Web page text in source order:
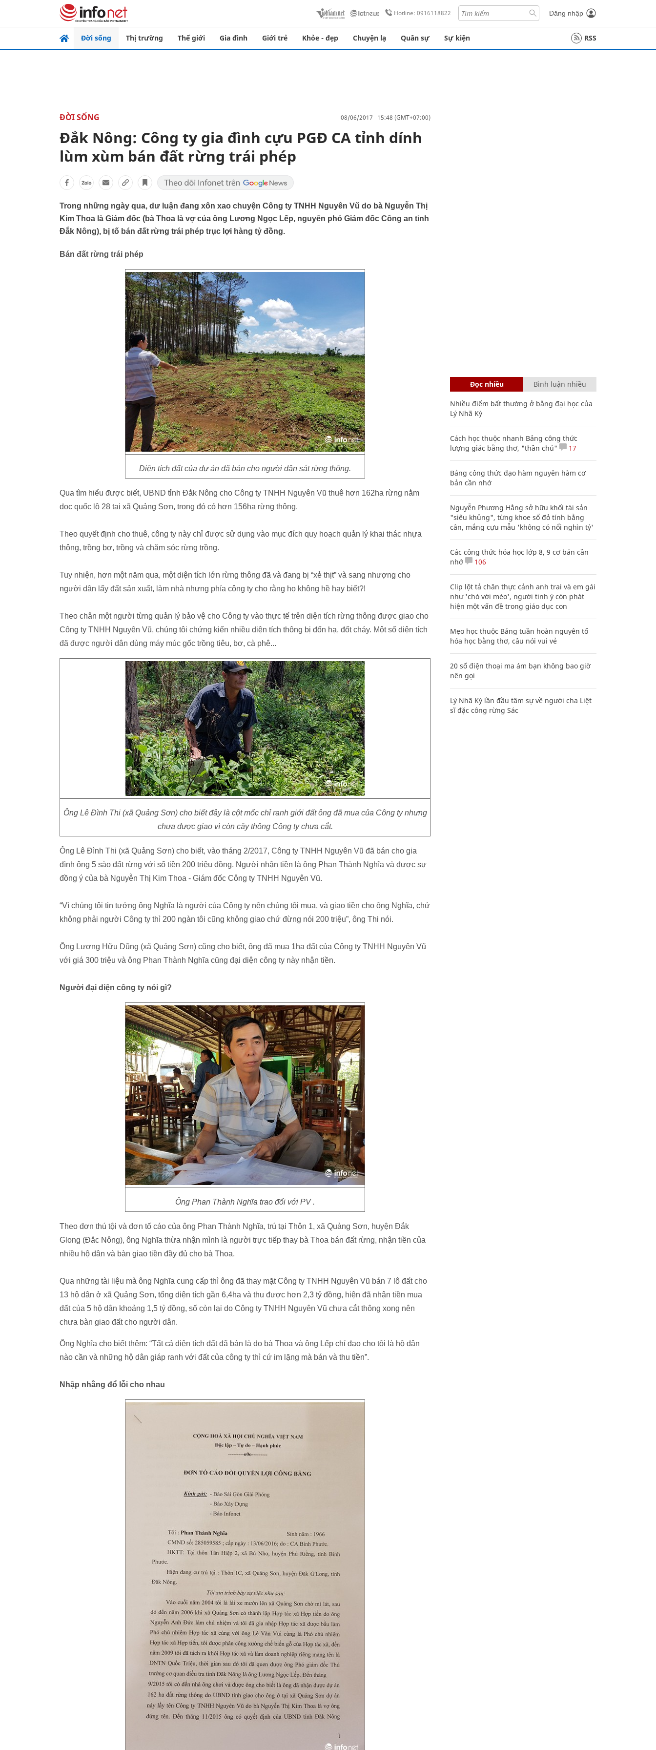
Hotline: 0916118822 Đăng nhập
Đời sống Thị trường Thế giới Gia đình Giới trẻ Khỏe - đẹp Chuyện lạ Quân sự Sự kiện RSS
ĐỜI SỐNG 08/06/2017 15:48 (GMT+07:00)
Đắk Nông: Công ty gia đình cựu PGĐ CA tỉnh dính
lùm xùm bán đất rừng trái phép
Trong những ngày qua, dư luận đang xôn xao chuyện Công ty TNHH Nguyên Vũ do bà Nguyễn Thị
Kim Thoa là Giám đốc (bà Thoa là vợ của ông Lương Ngọc Lếp, nguyên phó Giám đốc Công an tỉnh
Đắk Nông), bị tố bán đất rừng trái phép trục lợi hàng tỷ đồng.
Bán đất rừng trái phép
Diện tích đất của dự án đã bán cho người dân sát rừng thông.
Qua tìm hiểu được biết, UBND tỉnh Đắk Nông cho Công ty TNHH Nguyên Vũ thuê hơn 162ha rừng nằm
dọc quốc lộ 28 tại xã Quảng Sơn, trong đó có hơn 156ha rừng thông.
Theo quyết định cho thuê, công ty này chỉ được sử dụng vào mục đích quy hoạch quản lý khai thác nhựa
thông, trồng bơ, trồng và chăm sóc rừng trồng.
Tuy nhiện, hơn một năm qua, một diện tích lớn rừng thông đã và đang bị “xẻ thịt” và sang nhượng cho
người dân lấy đất sản xuất, làm nhà nhưng phía công ty cho rằng họ không hề hay biết?!
Theo chân một người từng quản lý bảo vệ cho Công ty vào thực tế trên diện tích rừng thông được giao cho
Công ty TNHH Nguyên Vũ, chúng tôi chứng kiến nhiều diện tích thông bị đốn hạ, đốt cháy. Một số diện tích
đã được người dân dùng máy múc gốc trồng tiêu, bơ, cà phê...
Ông Lê Đình Thi (xã Quảng Sơn) cho biết đây là cột mốc chỉ ranh giới đất ông đã mua của Công ty nhưng
chưa được giao vì còn cây thông Công ty chưa cắt.
Ông Lê Đình Thi (xã Quảng Sơn) cho biết, vào tháng 2/2017, Công ty TNHH Nguyên Vũ đã bán cho gia
đình ông 5 sào đất rừng với số tiền 200 triệu đồng. Người nhận tiền là ông Phan Thành Nghĩa và được sự
đồng ý của bà Nguyễn Thị Kim Thoa - Giám đốc Công ty TNHH Nguyên Vũ.
“Vì chúng tôi tin tưởng ông Nghĩa là người của Công ty nên chúng tôi mua, và giao tiền cho ông Nghĩa, chứ
không phải người Công ty thì 200 ngàn tôi cũng không giao chứ đừng nói 200 triệu”, ông Thi nói.
Ông Lương Hữu Dũng (xã Quảng Sơn) cũng cho biết, ông đã mua 1ha đất của Công ty TNHH Nguyên Vũ
với giá 300 triệu và ông Phan Thành Nghĩa cũng đại diện công ty này nhận tiền.
Người đại diện công ty nói gì?
Ông Phan Thành Nghĩa trao đổi với PV .
Theo đơn thú tội và đơn tố cáo của ông Phan Thành Nghĩa, trú tại Thôn 1, xã Quảng Sơn, huyện Đắk
Glong (Đắc Nông), ông Nghĩa thừa nhận mình là người trực tiếp thay bà Thoa bán đất rừng, nhận tiền của
nhiều hộ dân và bàn giao tiền đầy đủ cho bà Thoa.
Qua những tài liệu mà ông Nghĩa cung cấp thì ông đã thay mặt Công ty TNHH Nguyên Vũ bán 7 lô đất cho
13 hộ dân ở xã Quảng Sơn, tổng diện tích gần 6,4ha và thu được hơn 2,3 tỷ đồng, hiện đã nhận tiền mua
đất của 5 hộ dân khoảng 1,5 tỷ đồng, số còn lại do Công ty TNHH Nguyên Vũ chưa cắt thông xong nên
chưa bàn giao đất cho người dân.
Ông Nghĩa cho biết thêm: “Tất cả diện tích đất đã bán là do bà Thoa và ông Lếp chỉ đạo cho tôi là hộ dân
nào cần và những hộ dân giáp ranh với đất của công ty thì cứ im lặng mà bán và thu tiền”.
Nhập nhằng đổ lỗi cho nhau
Đọc nhiều Bình luận nhiều
Nhiều điểm bất thường ở bằng đại học của
Lý Nhã Kỳ
Cách học thuộc nhanh Bảng công thức
lượng giác bằng thơ, "thần chú"
17
Bảng công thức đạo hàm nguyên hàm cơ
bản cần nhớ
Nguyễn Phương Hằng sở hữu khối tài sản
"siêu khủng", từng khoe sổ đỏ tính bằng
cân, mắng cựu mẫu 'không có nổi nghìn tỷ'
Các công thức hóa học lớp 8, 9 cơ bản cần
nhớ
106
Clip lột tả chân thực cảnh anh trai và em gái
như 'chó với mèo', người tinh ý còn phát
hiện một vấn đề trong giáo dục con
Mẹo học thuộc Bảng tuần hoàn nguyên tố
hóa học bằng thơ, câu nói vui vẻ
20 số điện thoại ma ám bạn không bao giờ
nên gọi
Lý Nhã Kỳ lần đầu tâm sự về người cha Liệt
sĩ đặc công rừng Sác